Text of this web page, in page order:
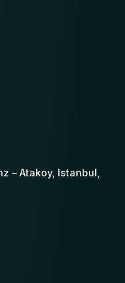
– Atakoy, Istanbul,